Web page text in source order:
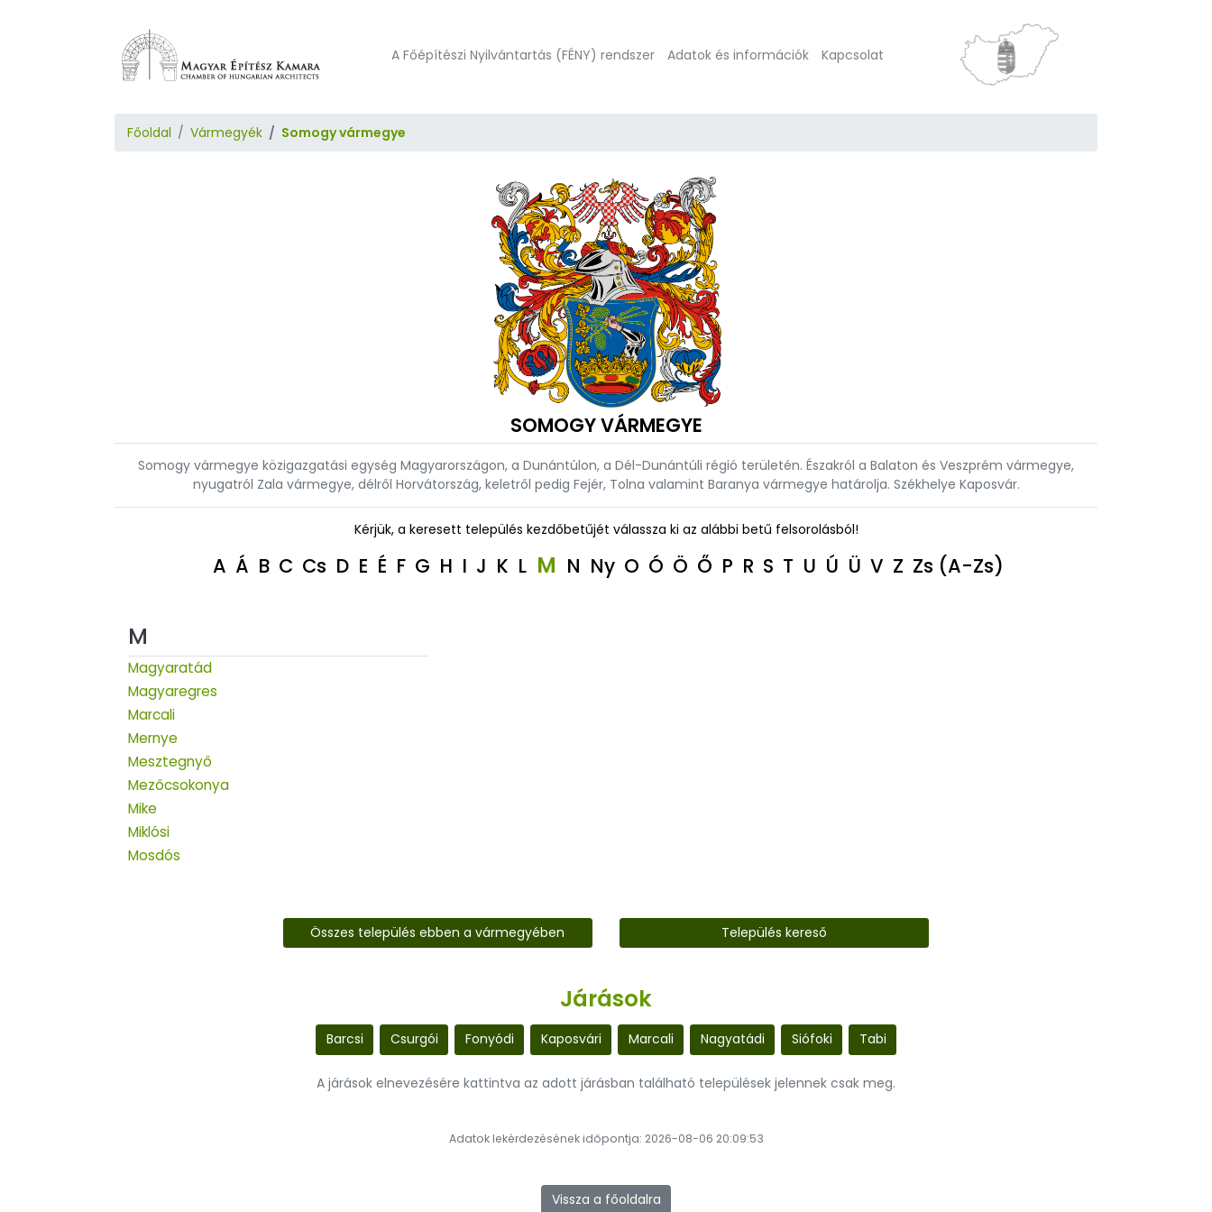
A Főépítészi Nyilvántartás (FÉNY) rendszer Adatok és információk Kapcsolat
Főoldal Vármegyék Somogy vármegye
SOMOGY VÁRMEGYE
Somogy vármegye közigazgatási egység Magyarországon, a Dunántúlon, a Dél-Dunántúli régió területén. Északról a Balaton és Veszprém vármegye,
nyugatról Zala vármegye, délről Horvátország, keletről pedig Fejér, Tolna valamint Baranya vármegye határolja. Székhelye Kaposvár.
Kérjük, a keresett település kezdőbetűjét válassza ki az alábbi betű felsorolásból!
A Á B C Cs D E É F G H I J K L M N Ny O Ó Ö Ő P R S T U Ú Ü V Z Zs (A-Zs)
M
Magyaratád
Magyaregres
Marcali
Mernye
Mesztegnyő
Mezőcsokonya
Mike
Miklósi
Mosdós
Összes település ebben a vármegyében Település kereső
Járások
Barcsi Csurgói Fonyódi Kaposvári Marcali Nagyatádi Siófoki Tabi
A járások elnevezésére kattintva az adott járásban található települések jelennek csak meg.
Adatok lekérdezésének időpontja: 2026-08-06 20:09:53
Vissza a főoldalra